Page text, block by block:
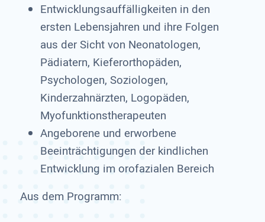
Entwicklungsauffälligkeiten in den
ersten Lebensjahren und ihre Folgen
aus der Sicht von Neonatologen,
Pädiatern, Kieferorthopäden,
Psychologen, Soziologen,
Kinderzahnärzten, Logopäden,
Myofunktionstherapeuten
Angeborene und erworbene
Beeinträchtigungen der kindlichen
Entwicklung im orofazialen Bereich
Aus dem Programm: